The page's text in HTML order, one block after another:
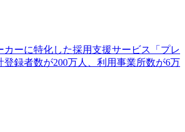
カーに特化した採用支援サービス「プレ
登録者数が200万人、利用事業所数が6万